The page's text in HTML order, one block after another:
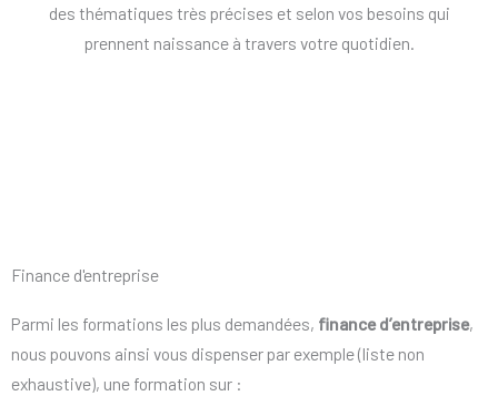
des thématiques très précises et selon vos besoins qui
prennent naissance à travers votre quotidien.
Finance d'entreprise
Parmi les formations les plus demandées, finance d’entreprise,
nous pouvons ainsi vous dispenser par exemple (liste non
exhaustive), une formation sur :